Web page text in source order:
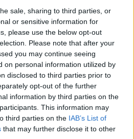
sale, sharing to third parties, or
or sensitive information for
please use the below opt-out
Please note that after your
you may continue seeing
on personal information utilized by
disclosed to third parties prior to
opt-out of the further
information by third parties on the
This information may
third parties on the IAB’s List of
that may further disclose it to other
συντήρησης
ότι δε θα χρειαστούν
Αρχικός στόχος
του 2023 να είχε
κάτι το οποίο πλέον δεν
να γίνει αφού το έργο
«ωρίμανσης» εδώ και
μας γίνεται